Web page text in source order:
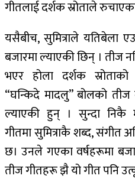
गीतलाई दर्शक स्रोताले
यसैबीच, सुमित्राले यतिबेला
बजारमा ल्याएकी छिन् । तीज
भएर होला दर्शक
“घन्किदे मादलु” बोलको तीज
ल्याएकी हुन् । सुन्दा निकै
गीतमा सुमित्राकै शब्द, संगीत
छ। उनले गएका वर्षहरूमा
तीज गीतहरू झै यो गीत पनि